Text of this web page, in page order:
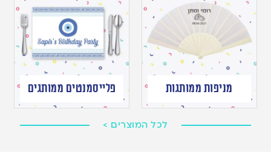
מניפות ממותגות פלייסמנטים ממותגים
לכל המוצרים >